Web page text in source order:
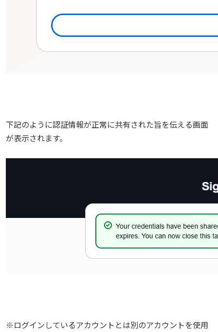
下記のように認証情報が正常に共有された旨を伝える画面
が表示されます。
※ログインしているアカウントとは別のアカウントを使用